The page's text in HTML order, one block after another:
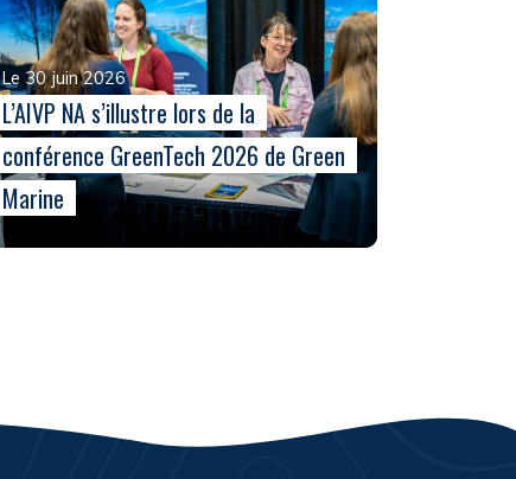
Le 30 juin 2026
L’AIVP NA s’illustre lors de la
conférence GreenTech 2026 de Green
Marine